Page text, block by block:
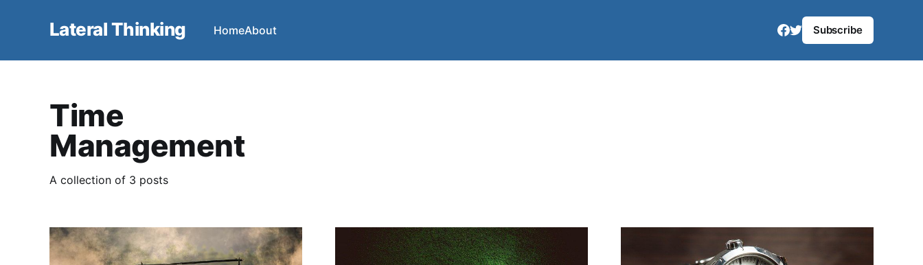
Lateral Thinking HomeAbout Subscribe
Time
Management
A collection of 3 posts